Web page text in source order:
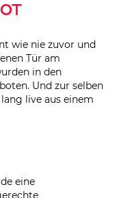
wie nie zuvor und
Tür am
in den
Und zur selben
live aus einem
eine